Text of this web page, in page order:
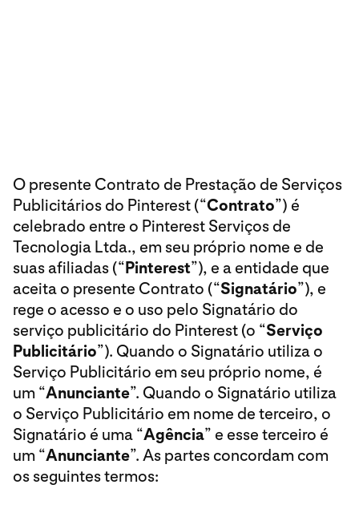
O presente Contrato de Prestação de Serviços
Publicitários do Pinterest (“Contrato”) é
celebrado entre o Pinterest Serviços de
Tecnologia Ltda., em seu próprio nome e de
suas afiliadas (“Pinterest”), e a entidade que
aceita o presente Contrato (“Signatário”), e
rege o acesso e o uso pelo Signatário do
serviço publicitário do Pinterest (o “Serviço
Publicitário”). Quando o Signatário utiliza o
Serviço Publicitário em seu próprio nome, é
um “Anunciante”. Quando o Signatário utiliza
o Serviço Publicitário em nome de terceiro, o
Signatário é uma “Agência” e esse terceiro é
um “Anunciante”. As partes concordam com
os seguintes termos: